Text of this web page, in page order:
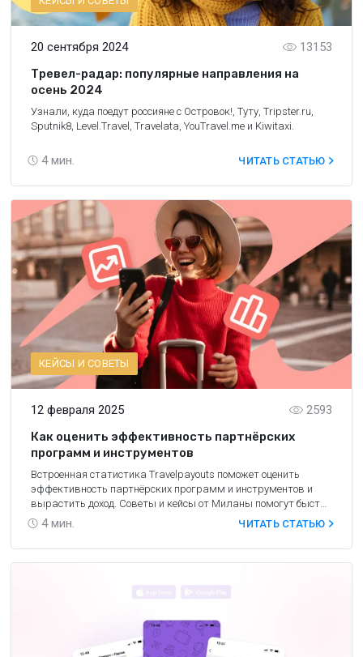
20 сентября 2024
4 мин.
13153
Тревел-радар: популярные направления на
осень 2024
Узнали, куда поедут россияне с Островок!, Туту, Tripster.ru,
Sputnik8, Level.Travel, Travelata, YouTravel.me и Kiwitaxi.
ЧИТАТЬ СТАТЬЮ
КЕЙСЫ И СОВЕТЫ
12 февраля 2025
4 мин.
2593
Как оценить эффективность партнёрских
программ и инструментов
Встроенная статистика Travelpayouts поможет оценить
эффективность партнёрских программ и инструментов и
вырастить доход. Советы и кейсы от Миланы помогут быстро
разобраться.
ЧИТАТЬ СТАТЬЮ